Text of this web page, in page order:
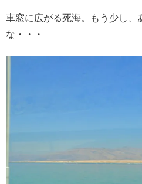
車窓に広がる死海。もう少し、
な・・・